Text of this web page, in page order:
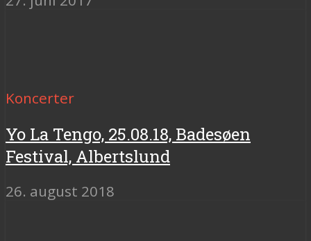
Koncerter
Yo La Tengo, 25.08.18, Badesøen
Festival, Albertslund
26. august 2018